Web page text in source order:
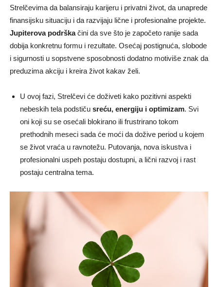
Strelčevima da balansiraju karijeru i privatni život, da unaprede
finansijsku situaciju i da razvijaju lične i profesionalne projekte.
Jupiterova podrškačini da sve što je započeto ranije sada
dobija konkretnu formu i rezultate. Osećaj postignuća, slobode
i sigurnosti u sopstvene sposobnosti dodatno motiviše znak da
preduzima akciju i kreira život kakav želi.
U ovoj fazi, Strelčevi će doživeti kako pozitivni aspekti
nebeskih tela podstiču sreću, energiju i optimizam. Svi
oni koji su se osećali blokirano ili frustrirano tokom
prethodnih meseci sada će moći da dožive period u kojem
se život vraća u ravnotežu. Putovanja, nova iskustva i
profesionalni uspeh postaju dostupni, a lični razvoj i rast
postaju centralna tema.